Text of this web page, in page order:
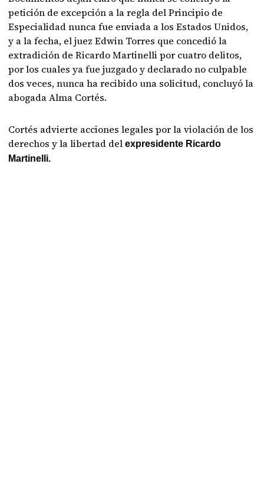
petición de excepción a la regla del Principio de
Especialidad nunca fue enviada a los Estados Unidos,
y a la fecha, el juez Edwin Torres que concedió la
extradición de Ricardo Martinelli por cuatro delitos,
por los cuales ya fue juzgado y declarado no culpable
dos veces, nunca ha recibido una solicitud, concluyó la
abogada Alma Cortés.
Cortés advierte acciones legales por la violación de los
derechos y la libertad delexpresidente Ricardo
Martinelli.